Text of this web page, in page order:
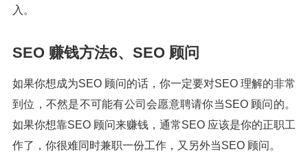
入。
SEO 赚钱方法6、SEO 顾问
如果你想成为SEO 顾问的话，你一定要对SEO 理解的非常
到位，不然是不可能有公司会愿意聘请你当SEO 顾问的。
如果你想靠SEO 顾问来赚钱，通常SEO 应该是你的正职工
作了，你很难同时兼职一份工作，又另外当SEO 顾问。